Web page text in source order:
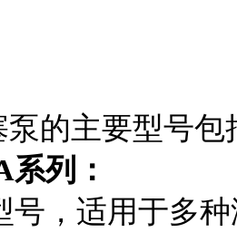
的主要型号
系列：
号，适用于多